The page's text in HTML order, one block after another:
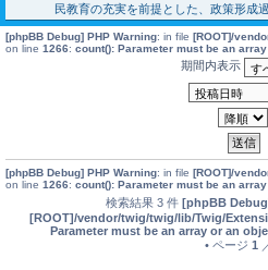
民教育の充実を前提とした、政策形成
[phpBB Debug] PHP Warning: in file [ROOT]/
on line 1266: count(): Parameter must be an
期間内表示
[phpBB Debug] PHP Warning: in file [ROOT]/
on line 1266: count(): Parameter must be an
検索結果 3 件 [phpBB
[ROOT]/vendor/twig/twig/lib/Twig/
Parameter must be an array or an
• ページ 1